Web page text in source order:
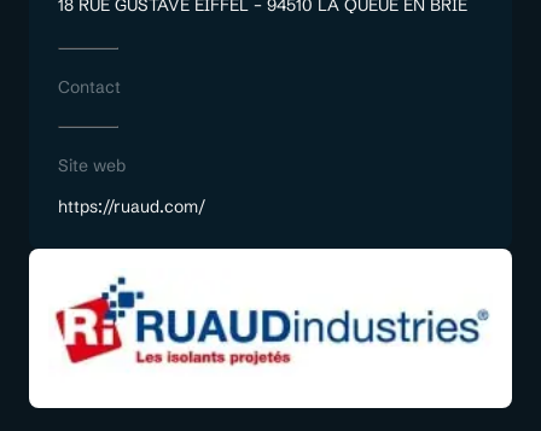
18 RUE GUSTAVE EIFFEL – 94510 LA QUEUE EN BRIE
Contact
Site web
https://ruaud.com/